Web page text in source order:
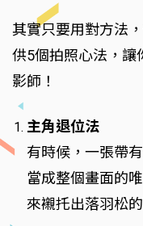
其實只要用對方法
供5個拍照心法，讓
影師！
主角退位法
有時候，一張帶
當成整個畫面的
來襯托出落羽松